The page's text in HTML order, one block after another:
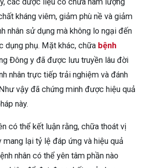
các dược liệu có chứa hàm lượng
kháng viêm, giảm phù nề và giảm
nhân sử dụng mà không lo ngại đến
dụng phụ. Mặt khác, chữa bệnh
Đông y đã được lưu truyền lâu đời
nhân trực tiếp trải nghiệm và đánh
vậy đã chứng minh được hiệu quả
này.
có thể kết luận rằng, chữa thoát vị
lại tỷ lệ đáp ứng và hiệu quả
nhân có thể yên tâm phần nào